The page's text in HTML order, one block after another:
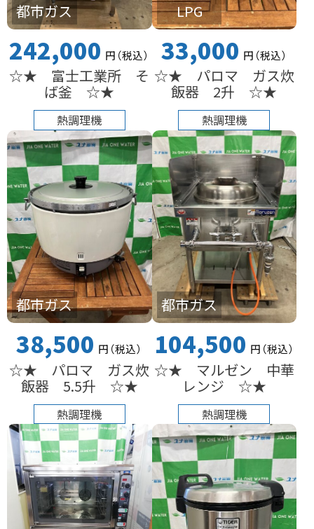
都市ガス
242,000 円（税込）
☆★ 富士工業所 そ
ば釜 ☆★
熱調理機
LPG
33,000 円（税込）
☆★ パロマ ガス炊
飯器 2升 ☆★
熱調理機
都市ガス
38,500 円（税込）
☆★ パロマ ガス炊
飯器 5.5升 ☆★
熱調理機
都市ガス
104,500 円（税込）
☆★ マルゼン 中華
レンジ ☆★
熱調理機